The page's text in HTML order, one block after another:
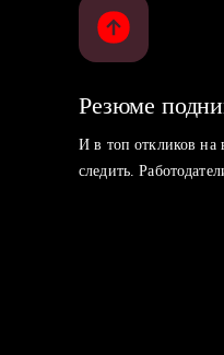
Резюме
И в топ откликов
следить.